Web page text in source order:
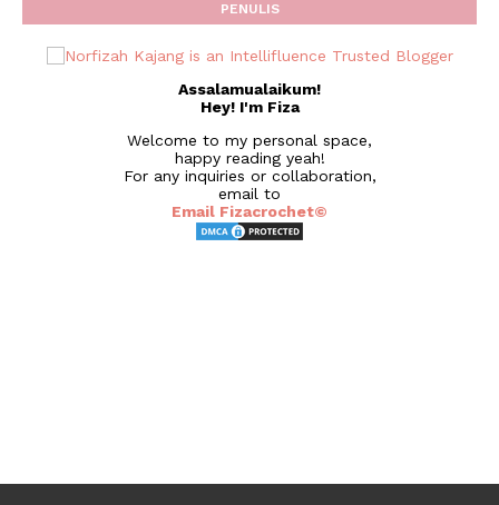
PENULIS
Assalamualaikum!
Hey! I'm Fiza
Welcome to my personal space,
happy reading yeah!
For any inquiries or collaboration,
email to
Email Fizacrochet©